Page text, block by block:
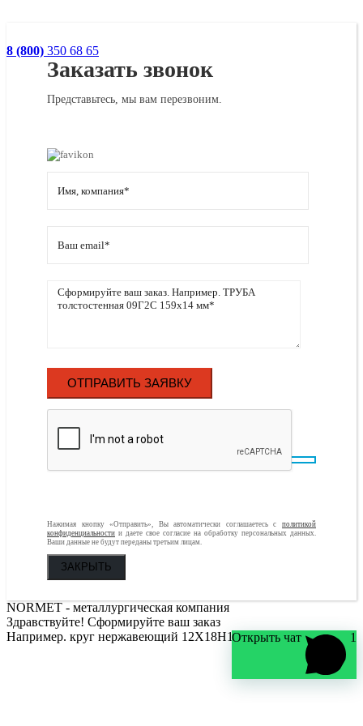
8 (800) 350 68 65
Заказать звонок
Представьтесь, мы вам перезвоним.
Нажимая кнопку «Отправить», Вы автоматически соглашаетесь с политикой
конфиденциальности и даете свое согласие на обработку персональных данных.
Ваши данные не будут переданы третьим лицам.
ЗАКРЫТЬ
Открыть чат 1
NORMET - металлургическая компания
Здравствуйте! Сформируйте ваш заказ
Например. круг нержавеющий 12Х18Н10Т Ø300 мм